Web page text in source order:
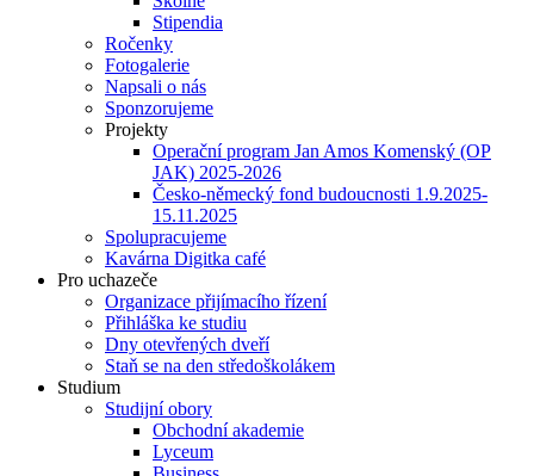
Stipendia
Ročenky
Fotogalerie
Napsali o nás
Sponzorujeme
Projekty
Operační program Jan Amos Komenský (OP
JAK) 2025-2026
Česko-německý fond budoucnosti 1.9.2025-
15.11.2025
Spolupracujeme
Kavárna Digitka café
Pro uchazeče
Organizace přijímacího řízení
Přihláška ke studiu
Dny otevřených dveří
Staň se na den středoškolákem
Studium
Studijní obory
Obchodní akademie
Lyceum